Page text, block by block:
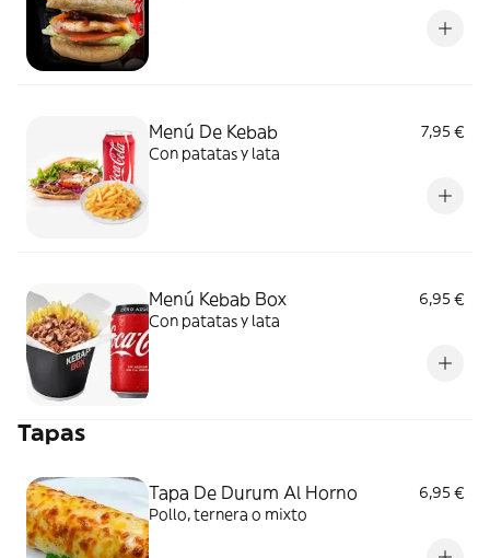
Menú De Kebab
7,95 €
Con patatas y lata
Menú Kebab Box
6,95 €
Con patatas y lata
Tapas
Tapa De Durum Al Horno
6,95 €
Pollo, ternera o mixto